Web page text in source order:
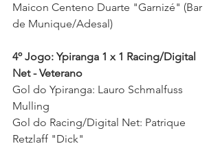
Maicon Centeno Duarte "Garnizé" (Bar
de Munique/Adesal)
4º Jogo: Ypiranga 1 x 1 Racing/Digital
Net - Veterano
Gol do Ypiranga: Lauro Schmalfuss
Mulling
Gol do Racing/Digital Net: Patrique
Retzlaff "Dick"